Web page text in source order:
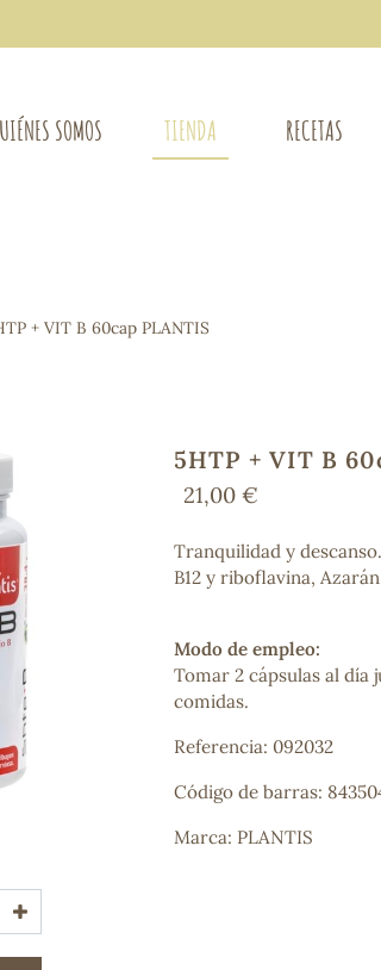
SOMOS TIENDA
y glucosa
PERSONAL
y aceites corporales
RECETAS
+ VIT B 60cap PLANTIS
5HTP + VIT B
21,00 €
Tranquilidad y
B12 y riboflavina,
Modo de empleo:
Tomar 2 cápsulas al
comidas.
Referencia: 092032
Código de barras:
Marca: PLANTIS